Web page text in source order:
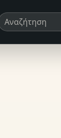
αναζήτησης